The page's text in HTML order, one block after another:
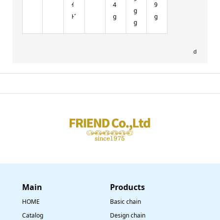
ｲ
ﾄﾞ
4
g
g
g
9
g
ｄ
Main
HOME
Catalog
​Products
Basic chain
Design chain